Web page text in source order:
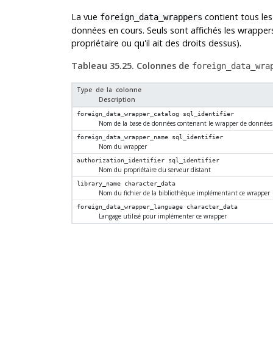
La vue foreign_data_wrappers contient tous
données en cours. Seuls sont affichés les
propriétaire ou qu'il ait des droits dessus).
Tableau 35.25. Colonnes de
Type de la colonne
Description
foreign_data_wrapper_catalog sql_identifier
Nom de la base de données contenant le wrapper de
foreign_data_wrapper_name sql_identifier
Nom du wrapper
authorization_identifier sql_identifier
Nom du propriétaire du serveur distant
library_name character_data
Nom du fichier de la bibliothèque implémentant ce wrapper
foreign_data_wrapper_language character_data
Langage utilisé pour implémenter ce wrapper